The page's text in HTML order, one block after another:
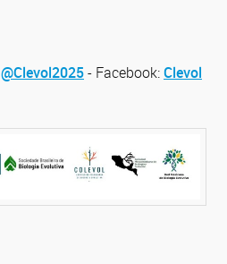
@Clevol2025- Facebook:Clevol